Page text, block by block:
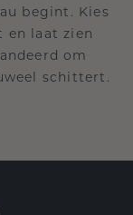
begint. Kies
en laat zien
om
schittert.